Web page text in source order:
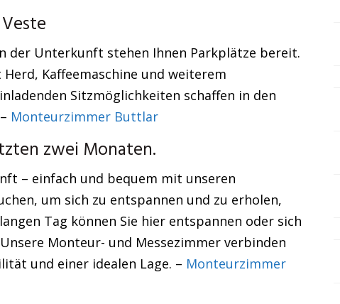
der Unterkunft stehen Ihnen Parkplätze bereit.
Kaffeemaschine und weiterem
Sitzmöglichkeiten schaffen in den
Monteurzimmer Buttlar
zwei Monaten.
– einfach und bequem mit unseren
um sich zu entspannen und zu erholen,
Tag können Sie hier entspannen oder sich
Monteur- und Messezimmer verbinden
und einer idealen Lage. – Monteurzimmer